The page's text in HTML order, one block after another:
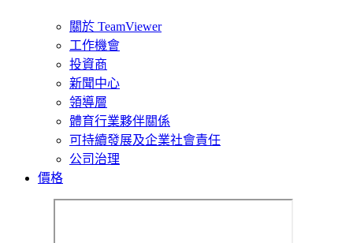
關於 TeamViewer
工作機會
投資商
新聞中心
領導層
體育行業夥伴關係
可持續發展及企業社會責任
公司治理
價格